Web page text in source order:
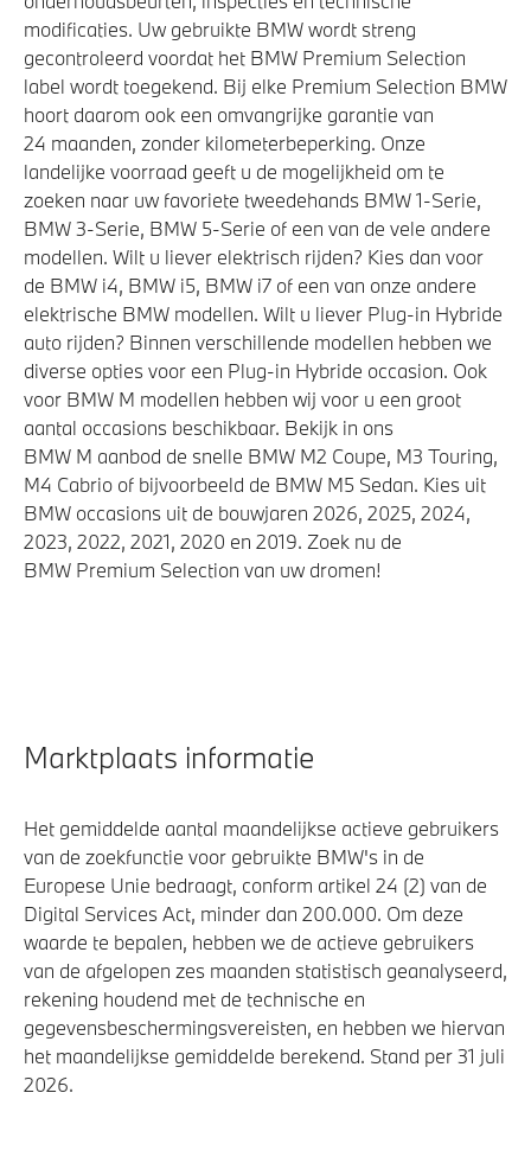
Actieve Voetgangersbescherming
modificaties. Uw gebruikte BMW wordt streng
gecontroleerd voordat het BMW Premium Selection
label wordt toegekend. Bij elke Premium Selection BMW
hoort daarom ook een omvangrijke garantie van
24 maanden, zonder kilometerbeperking. Onze
landelijke voorraad geeft u de mogelijkheid om te
zoeken naar uw favoriete tweedehands BMW 1-Serie,
BMW 3-Serie, BMW 5-Serie of een van de vele andere
modellen. Wilt u liever elektrisch rijden? Kies dan voor
de BMW i4, BMW i5, BMW i7 of een van onze andere
elektrische BMW modellen. Wilt u liever Plug-in Hybride
auto rijden? Binnen verschillende modellen hebben we
diverse opties voor een Plug-in Hybride occasion. Ook
voor BMW M modellen hebben wij voor u een groot
aantal occasions beschikbaar. Bekijk in ons
BMW M aanbod de snelle BMW M2 Coupe, M3 Touring,
M4 Cabrio of bijvoorbeeld de BMW M5 Sedan. Kies uit
BMW occasions uit de bouwjaren 2026, 2025, 2024,
2023, 2022, 2021, 2020 en 2019. Zoek nu de
BMW Premium Selection van uw dromen!
Marktplaats informatie
Het gemiddelde aantal maandelijkse actieve gebruikers
van de zoekfunctie voor gebruikte BMW's in de
Europese Unie bedraagt, conform artikel 24 (2) van de
Digital Services Act, minder dan 200.000. Om deze
waarde te bepalen, hebben we de actieve gebruikers
van de afgelopen zes maanden statistisch geanalyseerd,
rekening houdend met de technische en
gegevensbeschermingsvereisten, en hebben we hiervan
het maandelijkse gemiddelde berekend. Stand per 31 juli
2026.